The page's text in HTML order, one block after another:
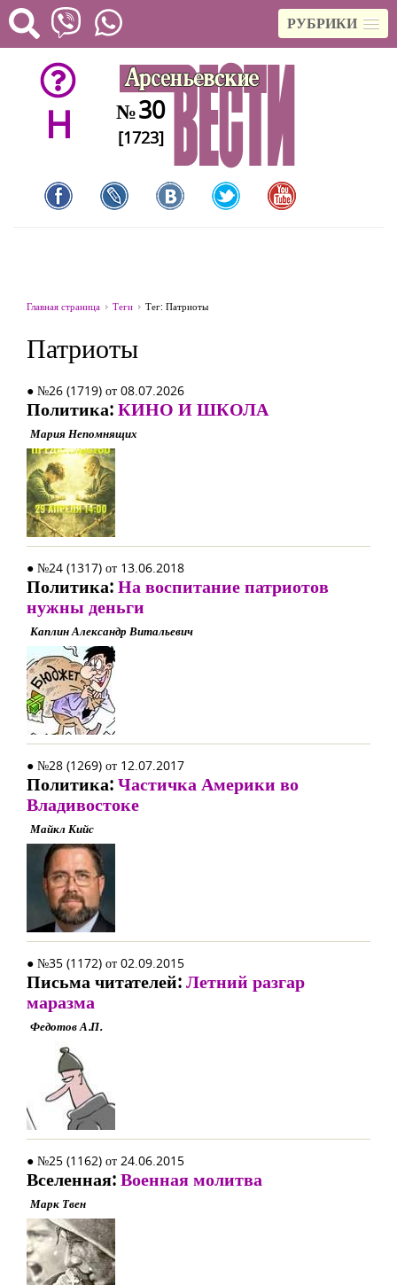
РУБРИКИ
H №30
[1723]
Главная страница Теги Тег: Патриоты
Патриоты
● №26 (1719) от 08.07.2026
Политика:КИНО И ШКОЛА
Мария Непомнящих
● №24 (1317) от 13.06.2018
Политика:На воспитание патриотов
нужны деньги
Каплин Александр Витальевич
● №28 (1269) от 12.07.2017
Политика:Частичка Америки во
Владивостоке
Майкл Кийс
● №35 (1172) от 02.09.2015
Письма читателей:Летний разгар
маразма
Федотов А.П.
● №25 (1162) от 24.06.2015
Вселенная:Военная молитва
Марк Твен